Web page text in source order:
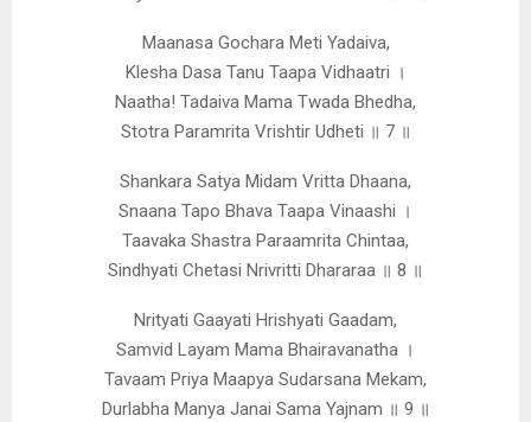
Maanasa Gochara Meti Yadaiva,
Klesha Dasa Tanu Taapa Vidhaatri ।
Naatha! Tadaiva Mama Twada Bhedha,
Stotra Paramrita Vrishtir Udheti ॥ 7 ॥
Shankara Satya Midam Vritta Dhaana,
Snaana Tapo Bhava Taapa Vinaashi ।
Taavaka Shastra Paraamrita Chintaa,
Sindhyati Chetasi Nrivritti Dhararaa ॥ 8 ॥
Nrityati Gaayati Hrishyati Gaadam,
Samvid Layam Mama Bhairavanatha ।
Tavaam Priya Maapya Sudarsana Mekam,
Durlabha Manya Janai Sama Yajnam ॥ 9 ॥